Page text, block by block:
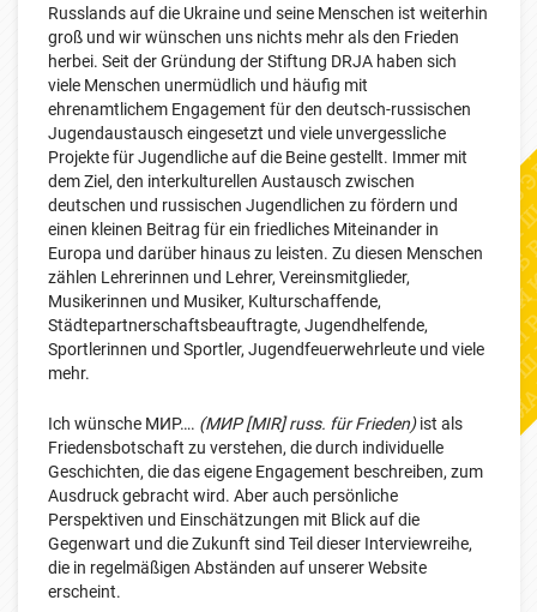
Russlands auf die Ukraine und seine Menschen ist weiterhin
groß und wir wünschen uns nichts mehr als den Frieden
herbei. Seit der Gründung der Stiftung DRJA haben sich
viele Menschen unermüdlich und häufig mit
ehrenamtlichem Engagement für den deutsch-russischen
Jugendaustausch eingesetzt und viele unvergessliche
Projekte für Jugendliche auf die Beine gestellt. Immer mit
dem Ziel, den interkulturellen Austausch zwischen
deutschen und russischen Jugendlichen zu fördern und
einen kleinen Beitrag für ein friedliches Miteinander in
Europa und darüber hinaus zu leisten. Zu diesen Menschen
zählen Lehrerinnen und Lehrer, Vereinsmitglieder,
Musikerinnen und Musiker, Kulturschaffende,
Städtepartnerschaftsbeauftragte, Jugendhelfende,
Sportlerinnen und Sportler, Jugendfeuerwehrleute und viele
mehr.
Ich wünsche MИP…. (MИP [MIR] russ. für Frieden)ist als
Friedensbotschaft zu verstehen, die durch individuelle
Geschichten, die das eigene Engagement beschreiben, zum
Ausdruck gebracht wird. Aber auch persönliche
Perspektiven und Einschätzungen mit Blick auf die
Gegenwart und die Zukunft sind Teil dieser Interviewreihe,
die in regelmäßigen Abständen auf unserer Website
erscheint.